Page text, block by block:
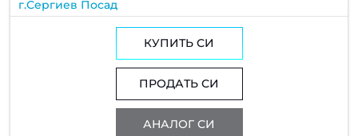
г.Сергиев Посад
КУПИТЬ СИ
ПРОДАТЬ СИ
АНАЛОГ СИ